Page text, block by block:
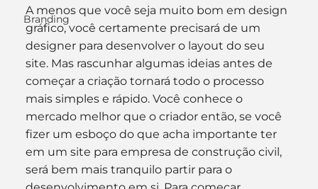
Branding
A menos que você seja muito bom em design
gráfico, você certamente precisará de um
designer para desenvolver o layout do seu
site. Mas rascunhar algumas ideias antes de
começar a criação tornará todo o processo
mais simples e rápido. Você conhece o
mercado melhor que o criador então, se você
fizer um esboço do que acha importante ter
em um site para empresa de construção civil,
será bem mais tranquilo partir para o